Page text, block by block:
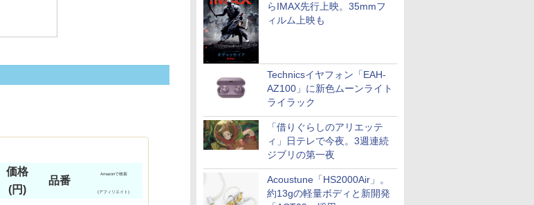
らIMAX先行上映。35mmフ
ィルム上映も
Technicsイヤフォン「EAH-
AZ100」に新色ムーンライト
ライラック
「借りぐらしのアリエッテ
ィ」日テレで今夜。3週連続
ジブリの第一夜
Acoustune「HS2000Air」。
約13gの軽量ボディと新開発
価格
(円)
品番
Amazonで検索
(アフィリエイト)